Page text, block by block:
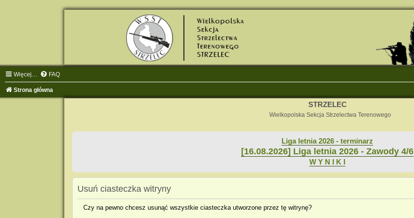
Więcej… FAQ
Strona główna
STRZELEC
Wielkopolska Sekcja Strzelectwa Terenowego
Liga letnia 2026 - terminarz
[16.08.2026] Liga letnia 2026 - Zawody 4/6
W Y N I K I
Usuń ciasteczka witryny
Czy na pewno chcesz usunąć wszystkie ciasteczka utworzone przez tę witrynę?